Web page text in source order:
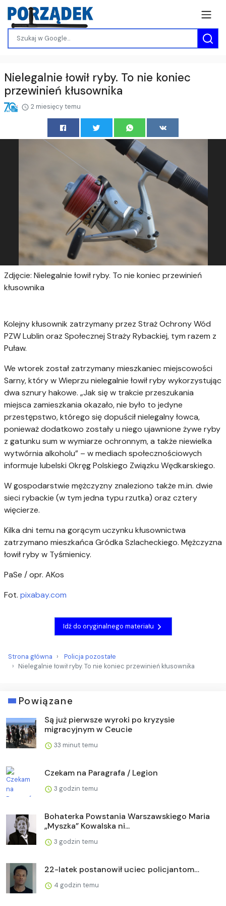
Nielegalnie łowił ryby. To nie koniec
przewinień kłusownika
2 miesięcy temu
Zdjęcie: Nielegalnie łowił ryby. To nie koniec przewinień
kłusownika
Kolejny kłusownik zatrzymany przez Straż Ochrony Wód
PZW Lublin oraz Społecznej Straży Rybackiej, tym razem z
Puław.
We wtorek został zatrzymany mieszkaniec miejscowości
Sarny, który w Wieprzu nielegalnie łowił ryby wykorzystując
dwa sznury hakowe. „Jak się w trakcie przeszukania
miejsca zamieszkania okazało, nie było to jedyne
przestępstwo, którego się dopuścił nielegalny łowca,
ponieważ dodatkowo zostały u niego ujawnione żywe ryby
z gatunku sum w wymiarze ochronnym, a także niewielka
wytwórnia alkoholu” – w mediach społecznościowych
informuje lubelski Okręg Polskiego Związku Wędkarskiego.
W gospodarstwie mężczyzny znaleziono także m.in. dwie
sieci rybackie (w tym jedna typu rzutka) oraz cztery
więcierze.
Kilka dni temu na gorącym uczynku kłusownictwa
zatrzymano mieszkańca Gródka Szlacheckiego. Mężczyzna
łowił ryby w Tyśmienicy.
PaSe / opr. AKos
Fot. pixabay.com
Idź do oryginalnego materiału
Strona główna
Policja pozostałe
Nielegalnie łowił ryby. To nie koniec przewinień kłusownika
Powiązane
Są już pierwsze wyroki po kryzysie
migracyjnym w Ceucie
33 minut temu
Czekam na Paragrafa / Legion
3 godzin temu
Bohaterka Powstania Warszawskiego Maria
„Myszka” Kowalska ni...
3 godzin temu
22-latek postanowił uciec policjantom…
4 godzin temu